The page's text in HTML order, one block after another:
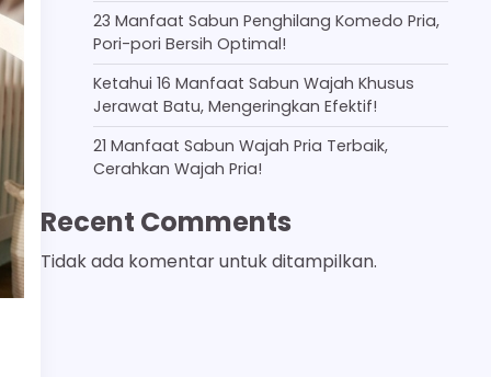
23 Manfaat Sabun Penghilang Komedo Pria,
Pori-pori Bersih Optimal!
Ketahui 16 Manfaat Sabun Wajah Khusus
Jerawat Batu, Mengeringkan Efektif!
21 Manfaat Sabun Wajah Pria Terbaik,
Cerahkan Wajah Pria!
Recent Comments
Tidak ada komentar untuk ditampilkan.